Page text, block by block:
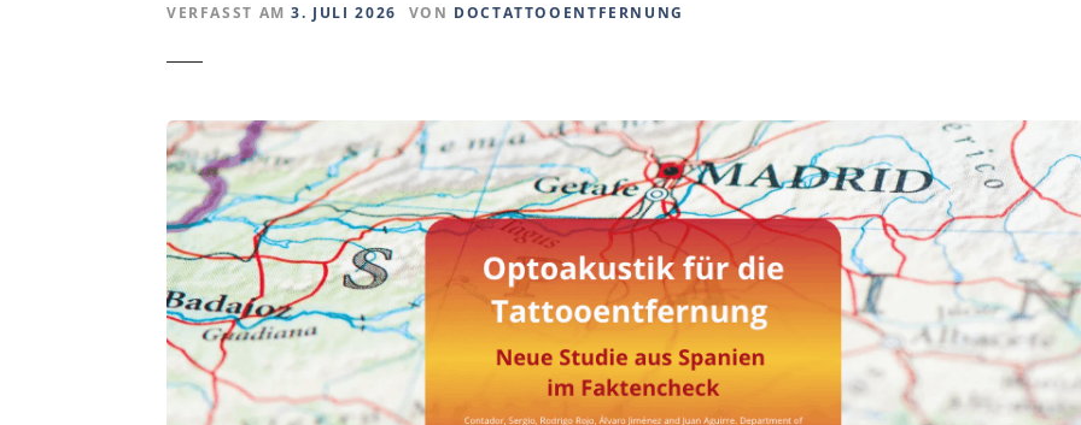
VERFASST AM 3. JULI 2026 VON DOCTATTOOENTFERNUNG